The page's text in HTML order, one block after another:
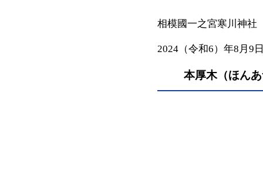
相模國一之宮寒川神社
2024（令和6）年8月9
本厚木（ほん